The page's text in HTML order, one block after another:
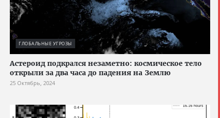
ГЛОБАЛЬНЫЕ УГРОЗЫ
Астероид подкрался незаметно: космическое тело
открыли за два часа до падения на Землю
25 Октябрь, 2024